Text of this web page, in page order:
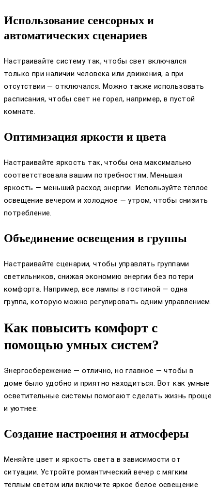
Использование сенсорных и
автоматических сценариев
Настраивайте систему так, чтобы свет включался
только при наличии человека или движения, а при
отсутствии — отключался. Можно также использовать
расписания, чтобы свет не горел, например, в пустой
комнате.
Оптимизация яркости и цвета
Настраивайте яркость так, чтобы она максимально
соответствовала вашим потребностям. Меньшая
яркость — меньший расход энергии. Используйте тёплое
освещение вечером и холодное — утром, чтобы снизить
потребление.
Объединение освещения в группы
Настраивайте сценарии, чтобы управлять группами
светильников, снижая экономию энергии без потери
комфорта. Например, все лампы в гостиной — одна
группа, которую можно регулировать одним управлением.
Как повысить комфорт с
помощью умных систем?
Энергосбережение — отлично, но главное — чтобы в
доме было удобно и приятно находиться. Вот как умные
осветительные системы помогают сделать жизнь проще
и уютнее:
Создание настроения и атмосферы
Меняйте цвет и яркость света в зависимости от
ситуации. Устройте романтический вечер с мягким
тёплым светом или включите яркое белое освещение